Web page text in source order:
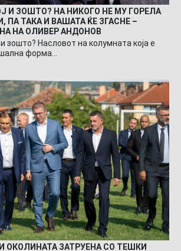
И ЗОШТО? НА НИКОГО НЕ МУ ГОРЕЛА
ПА ТАКА И ВАШАТА ЌЕ ЗГАСНЕ –
НА ОЛИВЕР АНДОНОВ
Насловот на колумната која е
форма…
ОКОЛИНАТА ЗАТРУЕНА СО ТЕШКИ